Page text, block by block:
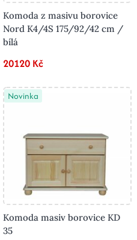
Komoda z masivu borovice
Nord K4/4S 175/92/42 cm /
bílá
20120 Kč
Novinka
Komoda masiv borovice KD
35